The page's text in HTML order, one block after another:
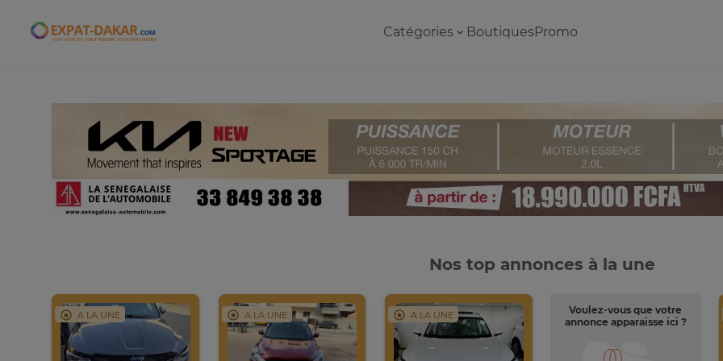
Expat-Dakar Catégories BoutiquesPromo
Nos top annonces à la une
A LA UNE A LA UNE A LA UNE
Voulez-vous que votre
annonce apparaisse ici ?